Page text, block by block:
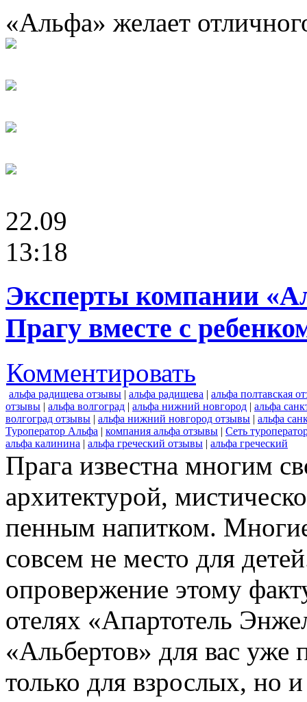
«Альфа» желает
22.09
13:18
Эксперты компании
Прагу вместе с
Комментировать
альфа радищева отзывы | альфа радищева | альфа полтавская
отзывы | альфа волгоград | альфа нижний новгород | альфа
волгоград отзывы | альфа нижний новгород отзывы | альфа
Туроператор Альфа | компания альфа отзывы | Сеть
альфа калинина | альфа греческий отзывы | альфа греческий
Прага известна многим
архитектурой,
пенным напитком.
совсем не место для
опровержение этому
отелях «Апартотель
«Альбертов» для вас уже
только для взрослых, но